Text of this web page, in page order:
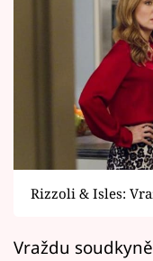
Horoskopy
Sledujte
Filmový
Rizzoli & Isles:
Vraždu